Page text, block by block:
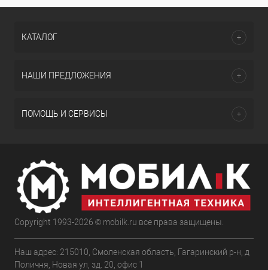
КАТАЛОГ
НАШИ ПРЕДЛОЖЕНИЯ
ПОМОЩЬ И СЕРВИСЫ
Copyright 1993-2026 © mobilk.ru все права защищены.
Наш адрес: 215010, Смоленская область, Гагаринский р-н, д
Поличня, Новая ул, зд. 20, офис 1